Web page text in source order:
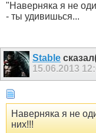
"Наверняка я не
- ты удивишься...
Stable
15.06.2013
Наверняка я не
них!!!